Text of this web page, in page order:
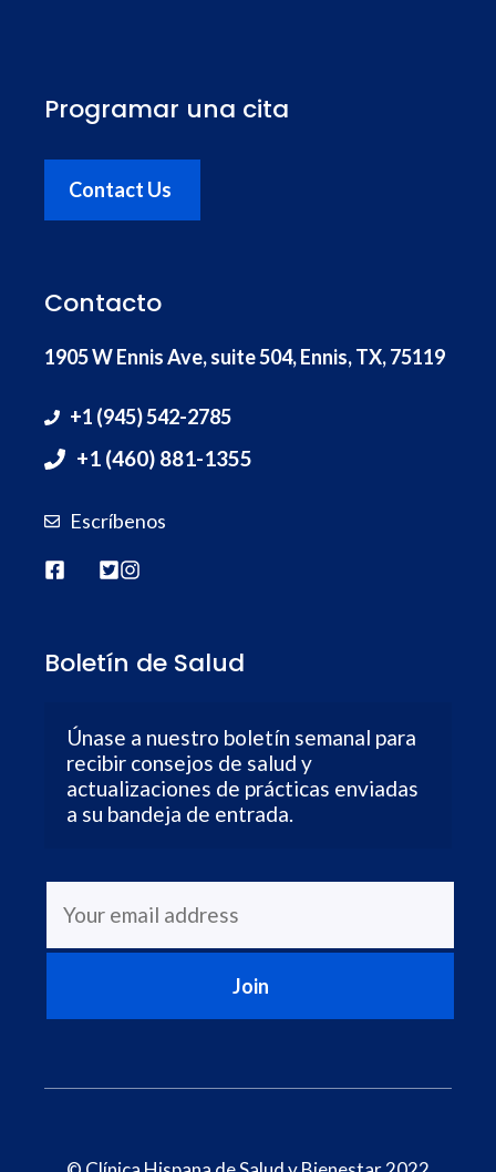
Programar una cita
Contact Us
Contacto
1905 W Ennis Ave, suite 504, Ennis, TX, 75119
+1 (945) 542-2785
+1 (460) 881-1355
Escríbenos
Boletín de Salud
Únase a nuestro boletín semanal para
recibir consejos de salud y
actualizaciones de prácticas enviadas
a su bandeja de entrada.